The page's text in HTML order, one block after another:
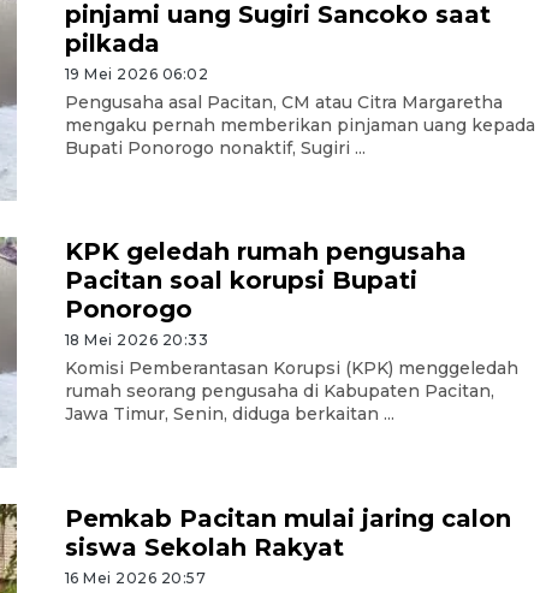
pinjami uang Sugiri Sancoko saat
pilkada
19 Mei 2026 06:02
Pengusaha asal Pacitan, CM atau Citra Margaretha
mengaku pernah memberikan pinjaman uang kepada
Bupati Ponorogo nonaktif, Sugiri ...
KPK geledah rumah pengusaha
Pacitan soal korupsi Bupati
Ponorogo
18 Mei 2026 20:33
Komisi Pemberantasan Korupsi (KPK) menggeledah
rumah seorang pengusaha di Kabupaten Pacitan,
Jawa Timur, Senin, diduga berkaitan ...
Pemkab Pacitan mulai jaring calon
siswa Sekolah Rakyat
16 Mei 2026 20:57